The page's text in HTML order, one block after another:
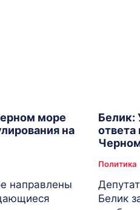
море
на
направлены
Белик:
ответа
Политика
Белик